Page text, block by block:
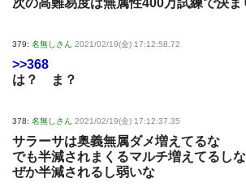
次の高難易度は無属性400万試練で決ま
379: 名無しさん 2021/02/19(金) 17:12:58.72
>>368
は？ ま？
378: 名無しさん 2021/02/19(金) 17:12:37.35
サラーサは奥義無属ダメ増えてるな
でも半減されまくるマルチ増えてるし
ぜか半減されるし弱いな